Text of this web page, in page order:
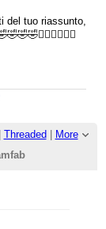
del tuo riassunto,
Threaded | More